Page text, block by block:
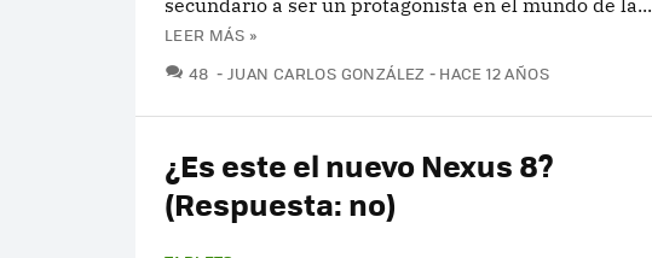
secundario a ser un protagonista en el mundo de la...
LEER MÁS »
48 COMENTARIOS
JUAN CARLOS GONZÁLEZ HACE 12 AÑOS
¿Es este el nuevo Nexus 8?
(Respuesta: no)